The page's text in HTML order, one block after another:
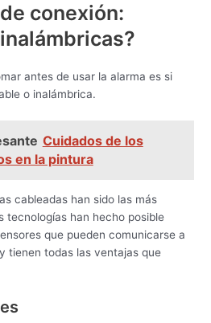
conexión:
antes de usar la alarma es si
o inalámbrica.
Cuidados de los
en la pintura
cableadas han sido las más
tecnologías han hecho posible
que pueden comunicarse a
tienen todas las ventajas que